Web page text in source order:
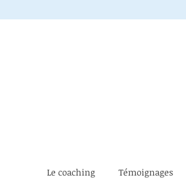
Le coaching Témoignages